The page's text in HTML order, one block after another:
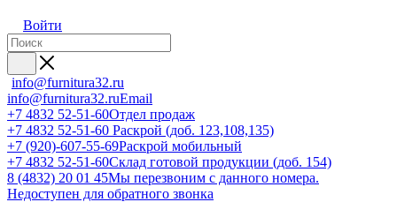
Войти
info@furnitura32.ru
info@furnitura32.ruEmail
+7 4832 52-51-60Отдел продаж
+7 4832 52-51-60 Раскрой (доб. 123,108,135)
+7 (920)-607-55-69Раскрой мобильный
+7 4832 52-51-60Склад готовой продукции (доб. 154)
8 (4832) 20 01 45Мы перезвоним с данного номера.
Недоступен для обратного звонка